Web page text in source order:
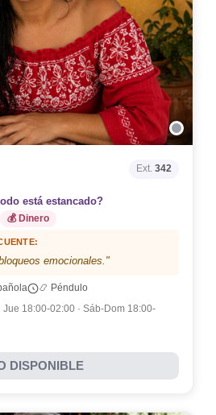
está estancado?
Ext. 342
💰 Dinero
emocionales."
📿 Péndulo
Jue 18:00-02:00 · Sáb-Dom 18:00-
DISPONIBLE